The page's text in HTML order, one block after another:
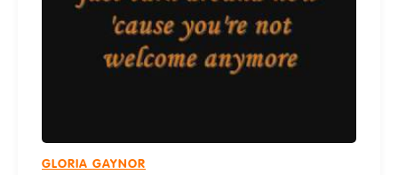
GLORIA GAYNOR